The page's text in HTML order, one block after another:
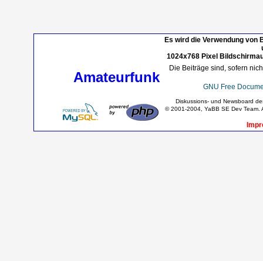
Es wird die Verwendung
1024x768 Pixel
Amateurfunk
Die Beiträge sind, sofern
GNU Free
Diskussions- und Newsboard
© 2001-2004, YaBB SE Dev Team.